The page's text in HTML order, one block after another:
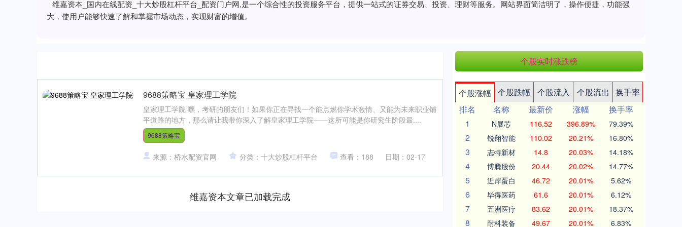
维嘉资本_国内在线配资_十大炒股杠杆平台_配资门户网,是一个综合性的投资服务平台，提供一站式的证券交易、投资、理财等服务。网站界面简洁明了，操作便捷，功能强
大，使用户能够快速了解和掌握市场动态，实现财富的增值。
9688策略宝 皇家理工学院
皇家理工学院 嘿，考研的朋友们！如果你正在寻找一个能点燃你学术激情、又能为未来职业铺
平道路的地方，那么请让我带你深入了解皇家理工学院——这所可能是你研究生阶段最....
9688策略宝
来源：桥水配资官网 分类：十大炒股杠杆平台 查看：188 日期：02-17
维嘉资本文章已加载完成
个股实时涨跌榜
个股涨幅 个股跌幅 个股流入 个股流出
换手率
排名
名称 最新价 涨幅
换手率
1
N展芯 116.52 396.89% 79.39%
2 锐翔智能 110.02 20.21% 16.80%
3 志特新材 14.8 20.03% 14.18%
4 博腾股份 20.44 20.02% 14.77%
5 近岸蛋白 46.72 20.01% 5.62%
6 毕得医药 61.6 20.01% 6.12%
7 五洲医疗 83.62 20.01% 18.37%
8 耐科装备 49.67 20.01% 6.83%